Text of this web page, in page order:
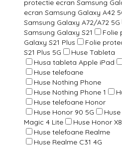
protectie ecran Samsung
ecran Samsung Galaxy A42
Samsung Galaxy A72/A72 5G
Samsung Galaxy S21
Folie
Galaxy S21 Plus
Folie
S21 Plus 5G
Huse Tableta
Husa tableta Apple iPad
Huse telefoane
Huse Nothing Phone
Huse Nothing Phone 1
Huse telefoane Honor
Huse Honor 90 5G
Magic 4 Lite
Huse Honor X8
Huse telefoane Realme
Huse Realme C31 4G